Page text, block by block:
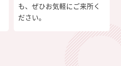
も、ぜひお気軽にご来所く
ださい。